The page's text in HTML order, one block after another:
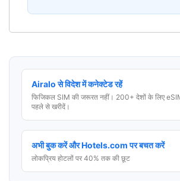
Airalo से विदेश में कनेक्टेड रहें
फिजिकल SIM की जरूरत नहीं। 200+ देशों के लिए
पहले से खरीदें।
अभी बुक करें और Hotels.com पर बचत करें
लोकप्रिय होटलों पर 40% तक की छूट